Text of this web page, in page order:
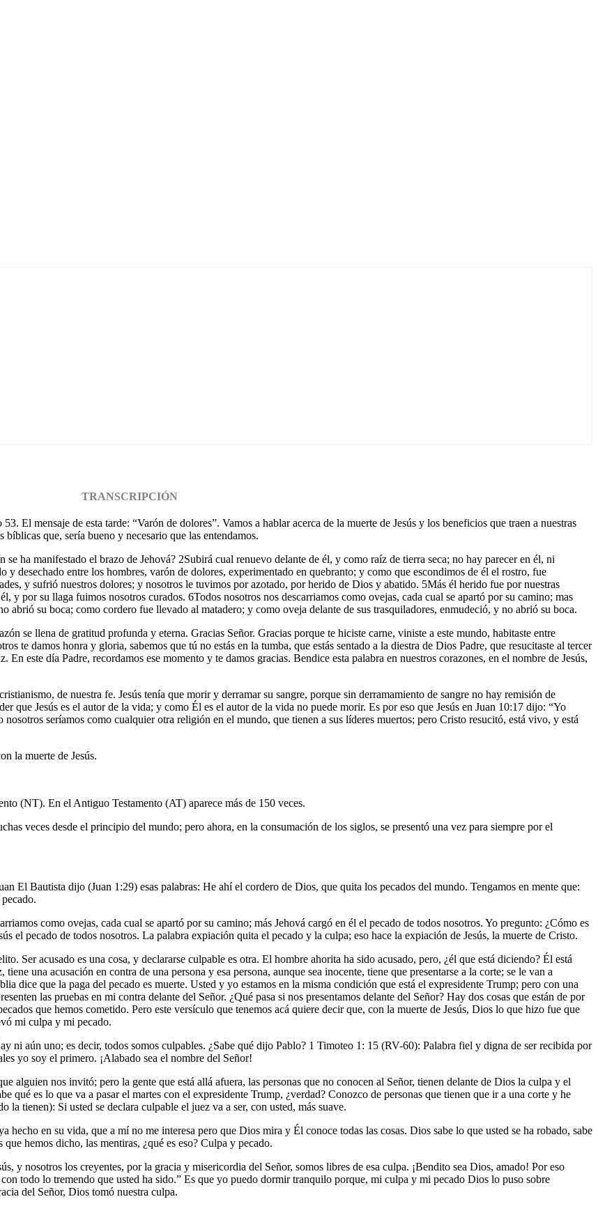
TRANSCRIPCIÓN
El mensaje de esta tarde: “Varón de dolores”. Vamos a hablar acerca de la muerte de Jesús y los beneficios que traen a nuestras
que, sería bueno y necesario que las entendamos.
ha manifestado el brazo de Jehová? 2Subirá cual renuevo delante de él, y como raíz de tierra seca; no hay parecer en él, ni
y desechado entre los hombres, varón de dolores, experimentado en quebranto; y como que escondimos de él el rostro, fue
y sufrió nuestros dolores; y nosotros le tuvimos por azotado, por herido de Dios y abatido. 5Más él herido fue por nuestras
y por su llaga fuimos nosotros curados. 6Todos nosotros nos descarriamos como ovejas, cada cual se apartó por su camino; mas
su boca; como cordero fue llevado al matadero; y como oveja delante de sus trasquiladores, enmudeció, y no abrió su boca.
se llena de gratitud profunda y eterna. Gracias Señor. Gracias porque te hiciste carne, viniste a este mundo, habitaste entre
te damos honra y gloria, sabemos que tú no estás en la tumba, que estás sentado a la diestra de Dios Padre, que resucitaste al tercer
este día Padre, recordamos ese momento y te damos gracias. Bendice esta palabra en nuestros corazones, en el nombre de Jesús,
de nuestra fe. Jesús tenía que morir y derramar su sangre, porque sin derramamiento de sangre no hay remisión de
que Jesús es el autor de la vida; y como Él es el autor de la vida no puede morir. Es por eso que Jesús en Juan 10:17 dijo: “Yo
seríamos como cualquier otra religión en el mundo, que tienen a sus líderes muertos; pero Cristo resucitó, está vivo, y está
la muerte de Jesús.
(NT). En el Antiguo Testamento (AT) aparece más de 150 veces.
veces desde el principio del mundo; pero ahora, en la consumación de los siglos, se presentó una vez para siempre por el
El Bautista dijo (Juan 1:29) esas palabras: He ahí el cordero de Dios, que quita los pecados del mundo. Tengamos en mente que:
como ovejas, cada cual se apartó por su camino; más Jehová cargó en él el pecado de todos nosotros. Yo pregunto: ¿Cómo es
el pecado de todos nosotros. La palabra expiación quita el pecado y la culpa; eso hace la expiación de Jesús, la muerte de Cristo.
Ser acusado es una cosa, y declararse culpable es otra. El hombre ahorita ha sido acusado, pero, ¿él que está diciendo? Él está
una acusación en contra de una persona y esa persona, aunque sea inocente, tiene que presentarse a la corte; se le van a
dice que la paga del pecado es muerte. Usted y yo estamos en la misma condición que está el expresidente Trump; pero con una
las pruebas en mi contra delante del Señor. ¿Qué pasa si nos presentamos delante del Señor? Hay dos cosas que están de por
que hemos cometido. Pero este versículo que tenemos acá quiere decir que, con la muerte de Jesús, Dios lo que hizo fue que
mi culpa y mi pecado.
ni aún uno; es decir, todos somos culpables. ¿Sabe qué dijo Pablo? 1 Timoteo 1: 15 (RV-60): Palabra fiel y digna de ser recibida por
yo soy el primero. ¡Alabado sea el nombre del Señor!
alguien nos invitó; pero la gente que está allá afuera, las personas que no conocen al Señor, tienen delante de Dios la culpa y el
qué es lo que va a pasar el martes con el expresidente Trump, ¿verdad? Conozco de personas que tienen que ir a una corte y he
tienen): Si usted se declara culpable el juez va a ser, con usted, más suave.
hecho en su vida, que a mí no me interesa pero que Dios mira y Él conoce todas las cosas. Dios sabe lo que usted se ha robado, sabe
hemos dicho, las mentiras, ¿qué es eso? Culpa y pecado.
y nosotros los creyentes, por la gracia y misericordia del Señor, somos libres de esa culpa. ¡Bendito sea Dios, amado! Por eso
todo lo tremendo que usted ha sido.” Es que yo puedo dormir tranquilo porque, mi culpa y mi pecado Dios lo puso sobre
del Señor, Dios tomó nuestra culpa.